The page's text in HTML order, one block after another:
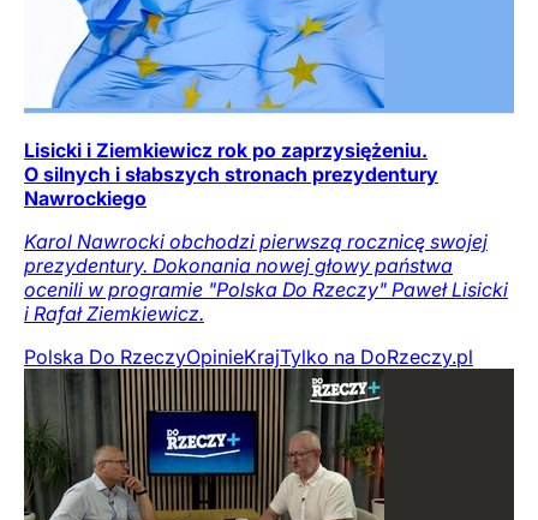
Lisicki i Ziemkiewicz rok po zaprzysiężeniu.
O silnych i słabszych stronach prezydentury
Nawrockiego
Karol Nawrocki obchodzi pierwszą rocznicę swojej
prezydentury. Dokonania nowej głowy państwa
ocenili w programie "Polska Do Rzeczy" Paweł Lisicki
i Rafał Ziemkiewicz.
Polska Do RzeczyOpinieKrajTylko na DoRzeczy.pl